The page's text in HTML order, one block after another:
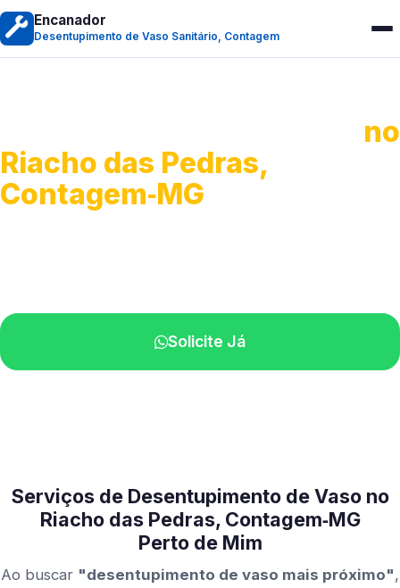
Encanador
Desentupimento de Vaso Sanitário, Contagem
no
Riacho das Pedras,
Contagem‑MG
Solicite Já
Serviços de Desentupimento de Vaso no
Riacho das Pedras, Contagem‑MG
Perto de Mim
Ao buscar "desentupimento de vaso mais próximo",